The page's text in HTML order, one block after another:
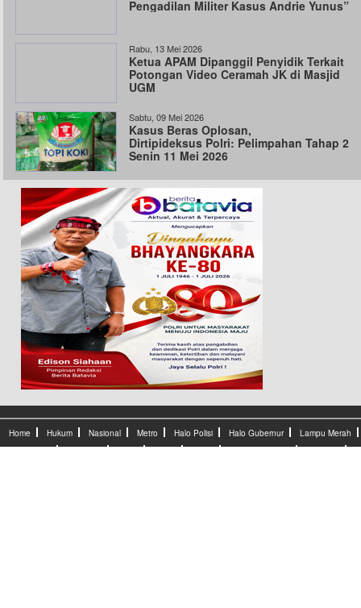
Pengadilan Militer Kasus Andrie Yunus”
Rabu, 13 Mei 2026
Ketua APAM Dipanggil Penyidik Terkait
Potongan Video Ceramah JK di Masjid
UGM
Sabtu, 09 Mei 2026
Kasus Beras Oplosan,
Dirtipideksus Polri: Pelimpahan Tahap 2
Senin 11 Mei 2026
Home Hukum Nasional Metro Halo Polisi Halo Gubernur
Lampu Merah